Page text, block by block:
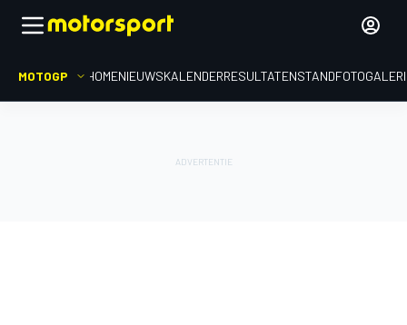
MOTOGP HOMENIEUWSKALENDERRESULTATENSTAND